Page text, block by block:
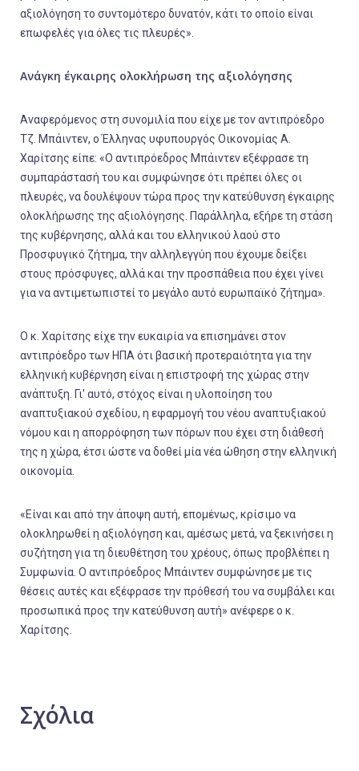
αξιολόγηση το συντομότερο δυνατόν, κάτι το οποίο είναι
επωφελές για όλες τις πλευρές».
Ανάγκη έγκαιρης ολοκλήρωση της αξιολόγησης
Αναφερόμενος στη συνομιλία που είχε με τον αντιπρόεδρο
Τζ. Μπάιντεν, ο Έλληνας υφυπουργός Οικονομίας Α.
Χαρίτσης είπε: «Ο αντιπρόεδρος Μπάιντεν εξέφρασε τη
συμπαράστασή του και συμφώνησε ότι πρέπει όλες οι
πλευρές, να δουλέψουν τώρα προς την κατεύθυνση έγκαιρης
ολοκλήρωσης της αξιολόγησης. Παράλληλα, εξήρε τη στάση
της κυβέρνησης, αλλά και του ελληνικού λαού στο
Προσφυγικό ζήτημα, την αλληλεγγύη που έχουμε δείξει
στους πρόσφυγες, αλλά και την προσπάθεια που έχει γίνει
για να αντιμετωπιστεί το μεγάλο αυτό ευρωπαϊκό ζήτημα».
Ο κ. Χαρίτσης είχε την ευκαιρία να επισημάνει στον
αντιπρόεδρο των ΗΠΑ ότι βασική προτεραιότητα για την
ελληνική κυβέρνηση είναι η επιστροφή της χώρας στην
ανάπτυξη. Γι' αυτό, στόχος είναι η υλοποίηση του
αναπτυξιακού σχεδίου, η εφαρμογή του νέου αναπτυξιακού
νόμου και η απορρόφηση των πόρων που έχει στη διάθεσή
της η χώρα, έτσι ώστε να δοθεί μία νέα ώθηση στην ελληνική
οικονομία.
«Είναι και από την άποψη αυτή, επομένως, κρίσιμο να
ολοκληρωθεί η αξιολόγηση και, αμέσως μετά, να ξεκινήσει η
συζήτηση για τη διευθέτηση του χρέους, όπως προβλέπει η
Συμφωνία. Ο αντιπρόεδρος Μπάιντεν συμφώνησε με τις
θέσεις αυτές και εξέφρασε την πρόθεσή του να συμβάλει και
προσωπικά προς την κατεύθυνση αυτή» ανέφερε ο κ.
Χαρίτσης.
Σχόλια